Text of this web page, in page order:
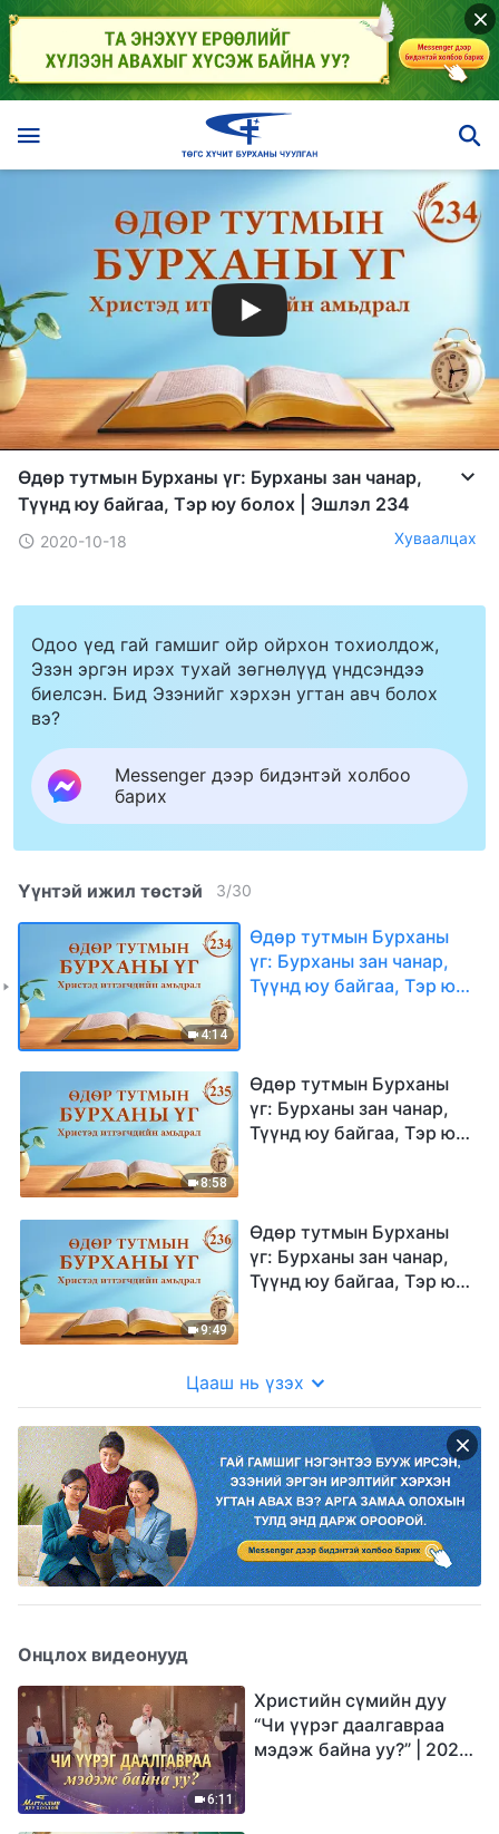
Өдөр тутмын Бурханы үг: Бурханы зан чанар,
Түүнд юу байгаа, Тэр юу болох | Эшлэл 234
2020-10-18 Хуваалцах
Одоо үед гай гамшиг ойр ойрхон тохиолдож,
Эзэн эргэн ирэх тухай зөгнөлүүд үндсэндээ
биелсэн. Бид Эзэнийг хэрхэн угтан авч болох
вэ?
Messenger дээр бидэнтэй холбоо
барих
Үүнтэй ижил төстэй 3/30
4:14
Өдөр тутмын Бурханы
үг: Бурханы зан чанар,
Түүнд юу байгаа, Тэр юу
8:58
Өдөр тутмын Бурханы
үг: Бурханы зан чанар,
Түүнд юу байгаа, Тэр юу
9:49
Өдөр тутмын Бурханы
үг: Бурханы зан чанар,
Түүнд юу байгаа, Тэр юу
Цааш нь үзэх
Онцлох видеонууд
6:11
Христийн сүмийн дуу
“Чи үүрэг даалгавраа
мэдэж байна уу?” | 2026